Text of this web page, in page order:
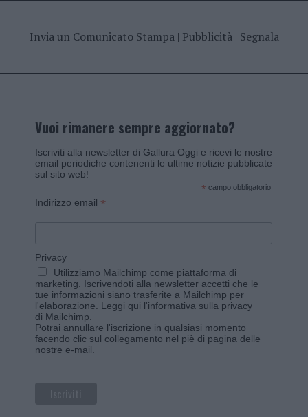
Invia un Comunicato Stampa| Pubblicità| Segnala
Vuoi rimanere sempre aggiornato?
Iscriviti alla newsletter di Gallura Oggi e ricevi le nostre
email periodiche contenenti le ultime notizie pubblicate
sul sito web!
* campo obbligatorio
Indirizzo email *
Privacy
Utilizziamo Mailchimp come piattaforma di
marketing. Iscrivendoti alla newsletter accetti che le
tue informazioni siano trasferite a Mailchimp per
l'elaborazione. Leggi qui l'informativa sulla privacy
di Mailchimp
Potrai annullare l'iscrizione in qualsiasi momento
facendo clic sul collegamento nel piè di pagina delle
nostre e-mail.